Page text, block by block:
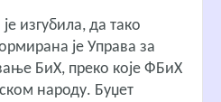
изгубила, да тако
је Управа за
БиХ, преко које ФБиХ
народу. Буџет